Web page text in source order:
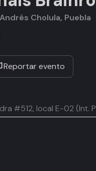
Cholula, Puebla
Reportar evento
#512, local E-02 (Int.